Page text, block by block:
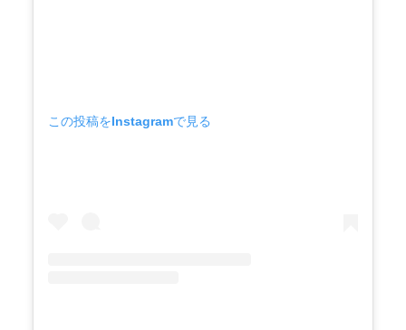
この投稿をInstagramで見る